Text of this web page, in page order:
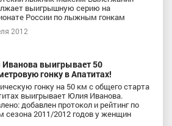
выигрышную серию на
России по лыжным гонкам
2012
выигрывает 50
гонку в Апатитах!
гонку на 50 км с общего старта
выигрывает Юлия Иванова.
добавлен протокол и рейтинг по
сезона 2011/2012 годов у женщин